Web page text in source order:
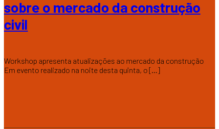
sobre o mercado da construção
civil
Workshop apresenta atualizações ao mercado da construção
Em evento realizado na noite desta quinta, o [...]